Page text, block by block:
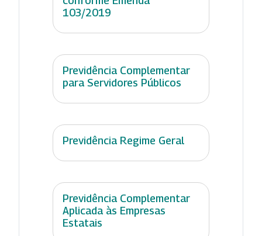
103/2019
Previdência Complementar
para Servidores Públicos
Previdência Regime Geral
Previdência Complementar
Aplicada às Empresas
Estatais